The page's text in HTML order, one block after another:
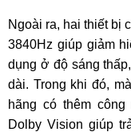
Ngoài ra, hai thiết bị
3840Hz giúp giảm
dụng ở độ sáng
dài. Trong khi đó,
hãng có thêm
Dolby Vision giúp